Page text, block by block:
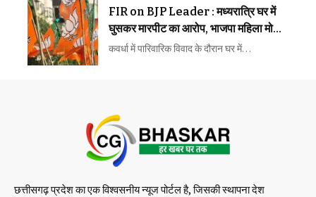
FIR on BJP Leader : मध्यरात्रि घर में
घुसकर मारपीट का आरोप, भाजपा महिला मोर्चा
अध्यक्ष समेत 3 पर FIR
कवर्धा में पारिवारिक विवाद के दौरान घर में…
छत्तीसगढ़ प्रदेश का एक विश्वसनीय न्यूज पोर्टल है, जिसकी स्थापना देश